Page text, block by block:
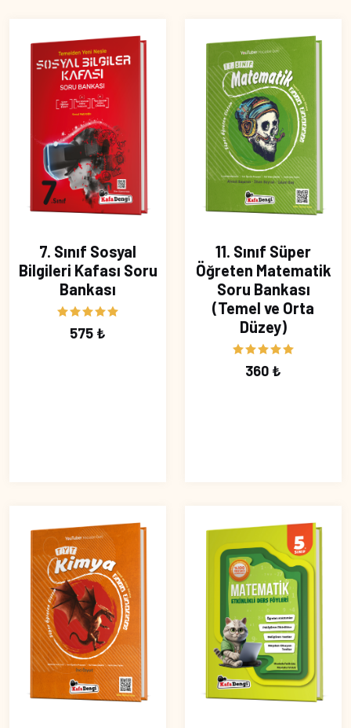
7. Sınıf Sosyal
Bilgileri Kafası Soru
Bankası
575 ₺
11. Sınıf Süper
Öğreten Matematik
Soru Bankası
(Temel ve Orta
Düzey)
360 ₺